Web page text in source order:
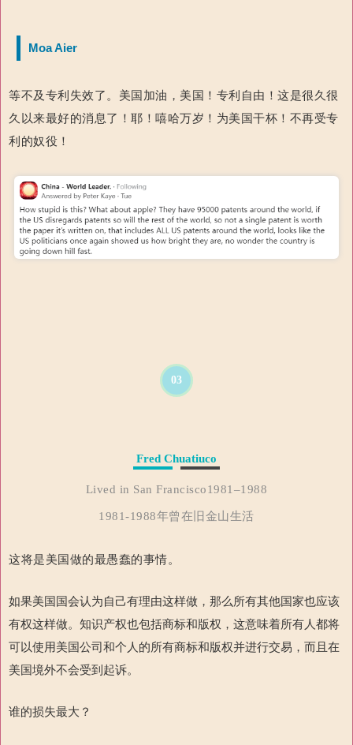
Moa Aier
等不及专利失效了。美国加油，美国！专利自由！这是很久很
久以来最好的消息了！耶！嘻哈万岁！为美国干杯！不再受专
利的奴役！
03
Fred Chuatiuco
Lived in San Francisco1981–1988
1981-1988年曾在旧金山生活
这将是美国做的最愚蠢的事情。
如果美国国会认为自己有理由这样做，那么所有其他国家也应该
有权这样做。知识产权也包括商标和版权，这意味着所有人都将
可以使用美国公司和个人的所有商标和版权并进行交易，而且在
美国境外不会受到起诉。
谁的损失最大？